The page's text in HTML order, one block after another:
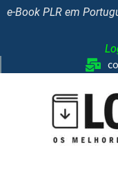
e-Book PLR em